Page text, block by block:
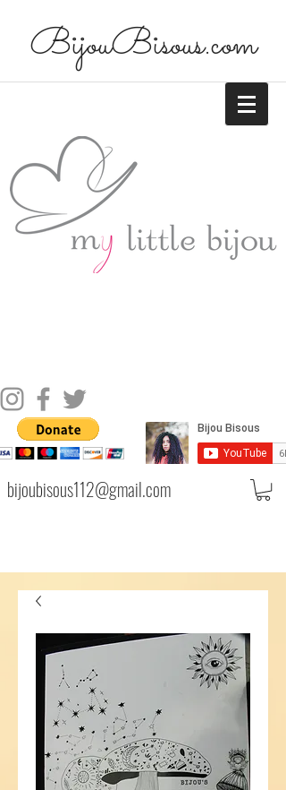
BijouBisous.com
bijoubisous112@gmail.com